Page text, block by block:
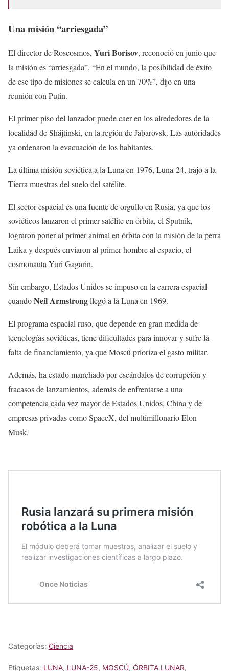
Una misión “arriesgada”
El director de Roscosmos, Yuri Borisov, reconoció en junio que
la misión es “arriesgada”. “En el mundo, la posibilidad de éxito
de ese tipo de misiones se calcula en un 70%”, dijo en una
reunión con Putin.
El primer piso del lanzador puede caer en los alrededores de la
localidad de Shájtinski, en la región de Jabarovsk. Las autoridades
ya ordenaron la evacuación de los habitantes.
La última misión soviética a la Luna en 1976, Luna-24, trajo a la
Tierra muestras del suelo del satélite.
El sector espacial es una fuente de orgullo en Rusia, ya que los
soviéticos lanzaron el primer satélite en órbita, el Sputnik,
lograron poner al primer animal en órbita con la misión de la perra
Laika y después enviaron al primer hombre al espacio, el
cosmonauta Yuri Gagarin.
Sin embargo, Estados Unidos se impuso en la carrera espacial
cuandoNeil Armstrongllegó a la Luna en 1969.
El programa espacial ruso, que depende en gran medida de
tecnologías soviéticas, tiene dificultades para innovar y sufre la
falta de financiamiento, ya que Moscú prioriza el gasto militar.
Además, ha estado manchado por escándalos de corrupción y
fracasos de lanzamientos, además de enfrentarse a una
competencia cada vez mayor de Estados Unidos, China y de
empresas privadas como SpaceX, del multimillonario Elon
Musk.
Categorías: Ciencia
Etiquetas: LUNA, LUNA-25, MOSCÚ, ÓRBITA LUNAR,